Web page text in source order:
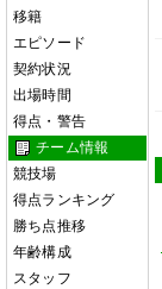
移籍
エピソード
契約状況
出場時間
得点・警告
チーム情報
競技場
得点ランキング
勝ち点推移
年齢構成
スタッフ